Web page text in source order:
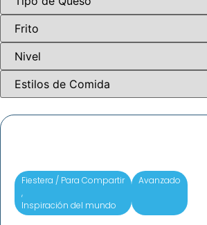
Fiestera / Para Compartir
,
Inspiración del mundo
Avanzado